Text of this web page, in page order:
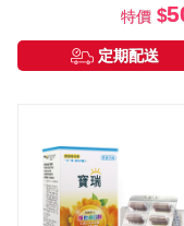
特價
定期配送